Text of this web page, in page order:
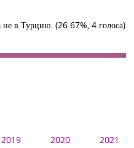
не в Турцию. (26.67%, 4 голоса)
2019 2020 2021